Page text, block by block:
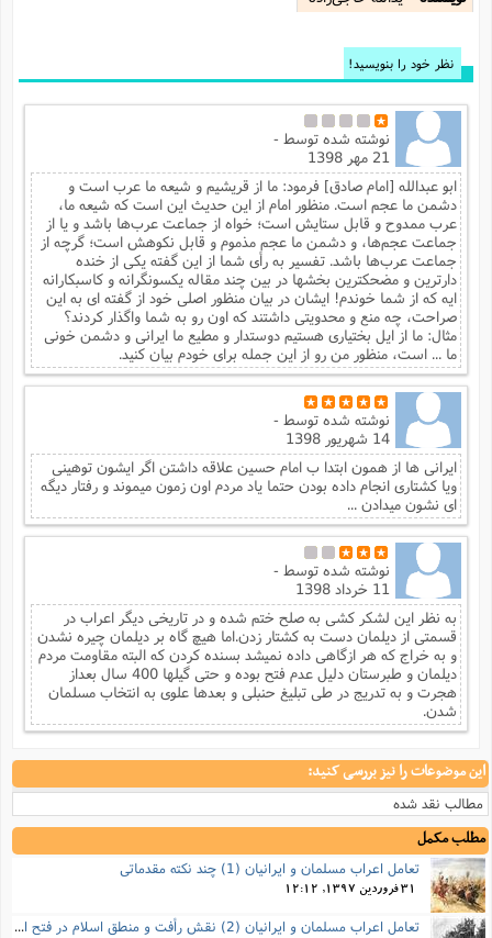
نظر خود را بنویسید!
نوشته شده توسط-
21 مهر 1398
ابو عبدالله [امام صادق] فرمود: ما از قریشیم و شیعه ما عرب است و
دشمن ما عجم است. منظور امام از این حدیث این است که شیعه ما،
عرب ممدوح و قابل ستایش است؛ خواه از جماعت عرب‌ها باشد و یا از
جماعت عجم‌ها، و دشمن ما عجم مذموم و قابل نکوهش است؛ گرچه از
جماعت عرب‌ها باشد. تفسیر به رأی شما از این گفته یکی از خنده
دارترین و مضحکترین بخشها در بین چند مقاله یکسونگرانه و کاسبکارانه
ایه که از شما خوندم! ایشان در بیان منظور اصلی خود از گفته ای به این
صراحت، چه منع و محدویتی داشتند که اون رو به شما واگذار کردند؟
مثال: ما از ایل بختیاری هستیم دوستدار و مطیع ما ایرانی و دشمن خونی
ما ... است، منظور من رو از این جمله برای خودم بیان کنید.
نوشته شده توسط-
14 شهریور 1398
ایرانی ها از همون ابتدا ب امام حسین علاقه داشتن اگر ایشون توهینی
ویا کشتاری انجام داده بودن حتما یاد مردم اون زمون میموند و رفتار دیگه
ای نشون میدادن ...
نوشته شده توسط-
11 خرداد 1398
به نظر این لشکر کشی به صلح ختم شده و در تاریخی دیگر اعراب در
قسمتی از دیلمان دست به کشتار زدن.اما هیچ گاه بر دیلمان چیره نشدن
و به خراج که هر ازگاهی داده نمیشد بسنده کردن که البته مقاومت مردم
دیلمان و طبرستان دلیل عدم فتح بوده و حتی گیلها 400 سال بعداز
هجرت و به تدریج در طی تبلیغ حنبلی و بعدها علوی به انتخاب مسلمان
شدن.
این موضوعات را نیز بررسی کنید:
مطالب نقد شده
مطلب مکمل
تعامل اعراب مسلمان و ایرانیان (1) چند نکته مقدماتی
31 فروردین 1397, 12:12
تعامل اعراب مسلمان و ایرانیان (2) نقش رأفت و منطق اسلام در فتح ایران